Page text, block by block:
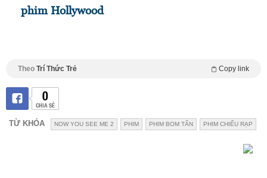
phim Hollywood
Theo Trí Thức Trẻ Copy link
0
CHIA SẺ
TỪ KHÓA NOW YOU SEE ME 2 PHIM PHIM BOM TẤN PHIM CHIẾU RẠP